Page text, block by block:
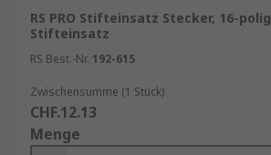
RS PRO Stifteinsatz Stecker, 16-
Stifteinsatz
RS Best.-Nr. 192-615
Zwischensumme (1 Stück)
CHF.12.13
Menge